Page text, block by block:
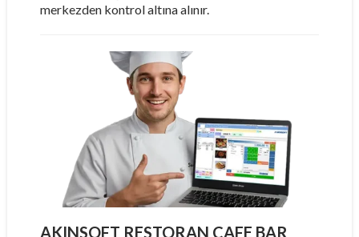
merkezden kontrol altına alınır.
AKINSOFT RESTORAN CAFE BAR